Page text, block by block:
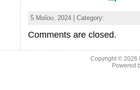
5 Μαΐου, 2024 | Category:
Comments are closed.
Copyright © 2026
Powered